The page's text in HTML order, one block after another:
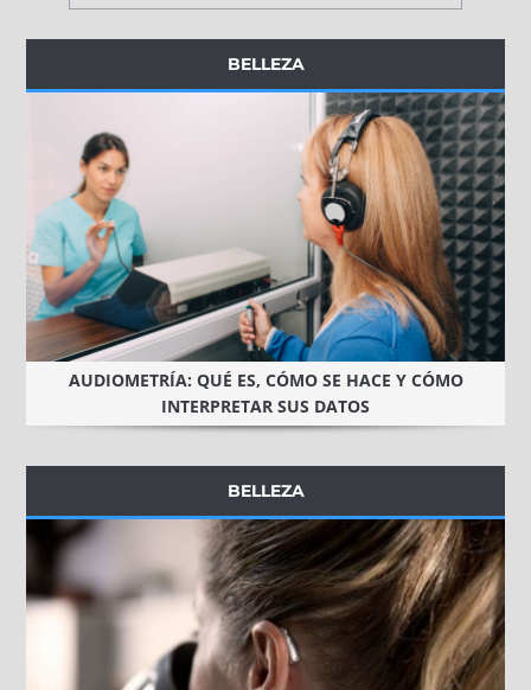
BELLEZA
AUDIOMETRÍA: QUÉ ES, CÓMO SE HACE Y CÓMO
INTERPRETAR SUS DATOS
BELLEZA